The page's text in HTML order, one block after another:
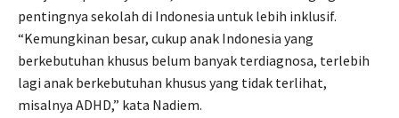
pentingnya sekolah di Indonesia untuk lebih inklusif.
“Kemungkinan besar, cukup anak Indonesia yang
berkebutuhan khusus belum banyak terdiagnosa, terlebih
lagi anak berkebutuhan khusus yang tidak terlihat,
misalnya ADHD,” kata Nadiem.